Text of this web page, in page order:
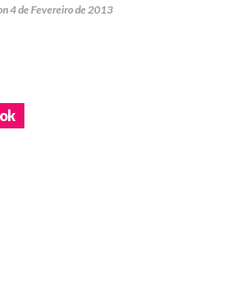
4 de Fevereiro de 2013